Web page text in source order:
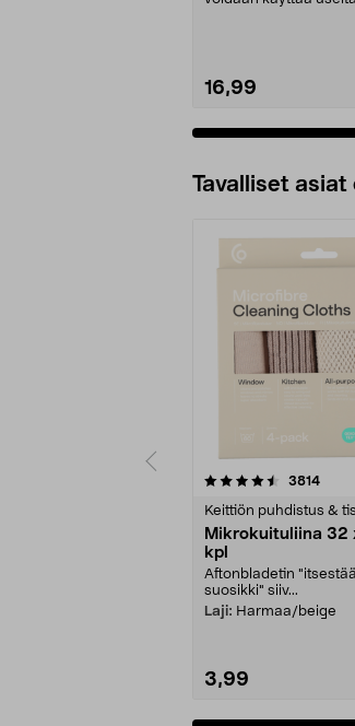
16,99
Tavalliset
3814
Keittiön puhdistus &
Mikrokuituliina 32
kpl
Aftonbladetin
suosikki" siiv...
Laji: Harmaa/beige
3,99
4.5viidestä